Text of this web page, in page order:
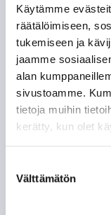
Käytämme
räätälöimiseen,
tukemiseen ja
jaamme
alan
sivustoamme.
tietoja muihin
kerätty, kun olet
valinta
Välttämätön
ILPO